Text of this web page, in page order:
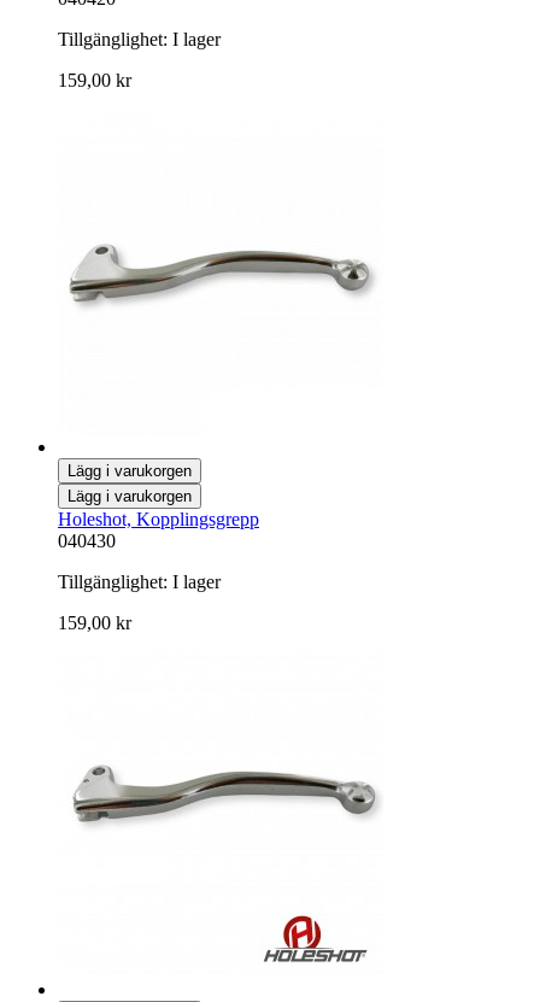
Tillgänglighet: I lager
159,00 kr
Lägg i varukorgen
Lägg i varukorgen
Holeshot, Kopplingsgrepp
040430
Tillgänglighet: I lager
159,00 kr